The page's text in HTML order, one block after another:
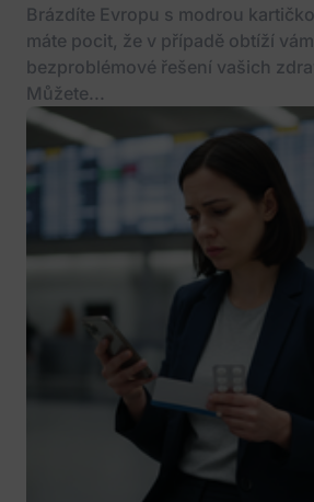
Brázdíte Evropu s modrou
máte pocit, že v případě obtíží
bezproblémové řešení vašich
Můžete...